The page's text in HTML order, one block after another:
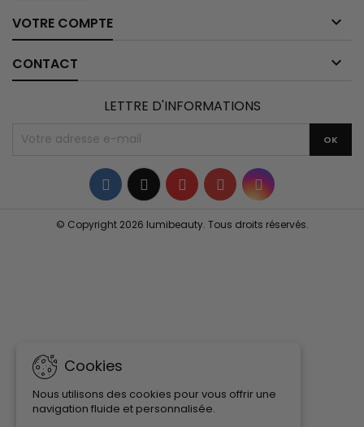
VOTRE COMPTE 
CONTACT 
Cookies
Nous utilisons des cookies pour vous offrir une
navigation fluide et personnalisée.
LETTRE D'INFORMATIONS
Facebook
TwitterYouTubePinterestInstagram
© Copyright 2026 lumibeauty. Tous droits réservés.